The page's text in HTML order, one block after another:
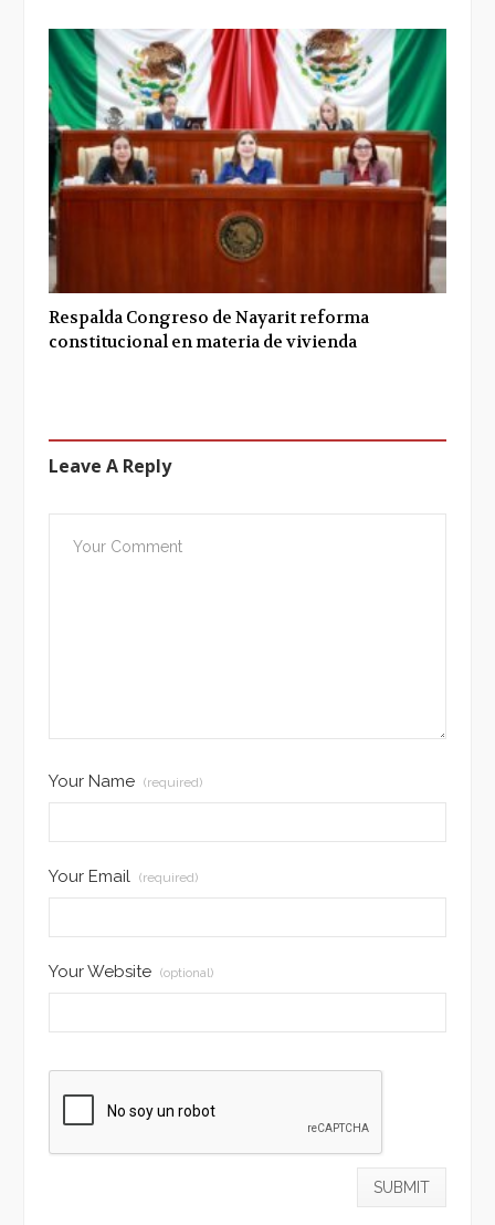
Respalda Congreso de Nayarit reforma
constitucional en materia de vivienda
Leave A Reply
Your Name (required)
Your Email (required)
Your Website (optional)